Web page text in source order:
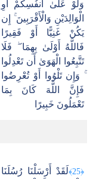
وَلَوْ عَلَىٰ أَنفُسِكُمْ أَوِ
الْوَالِدَيْنِ وَالْأَقْرَبِينَ ۚ إِن
يَكُنْ غَنِيًّا أَوْ فَقِيرًا
فَاللَّهُ أَوْلَىٰ بِهِمَا ۖ فَلَا
تَتَّبِعُوا الْهَوَىٰ أَن تَعْدِلُوا
ۚ وَإِن تَلْوُوا أَوْ تُعْرِضُوا
فَإِنَّ اللَّهَ كَانَ بِمَا
تَعْمَلُونَ خَبِيرًا
﴿25﴾
لَقَدْ أَرْسَلْنَا رُسُلَنَا